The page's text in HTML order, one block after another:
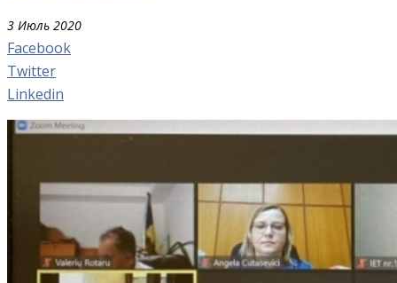
3 Июль 2020
Facebook
Twitter
Linkedin